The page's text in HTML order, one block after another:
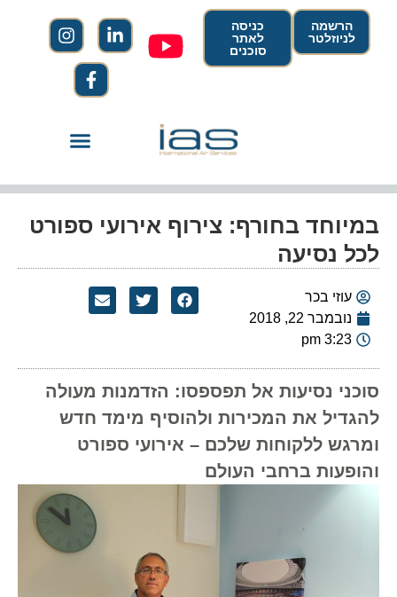
הרשמה
לניוזלטר
כניסה
לאתר
סוכנים
במיוחד בחורף: צירוף אירועי ספורט
לכל נסיעה
עוזי בכר
נובמבר 22, 2018
3:23 pm
סוכני נסיעות אל תפספסו: הזדמנות מעולה
להגדיל את המכירות ולהוסיף מימד חדש
ומרגש ללקוחות שלכם – אירועי ספורט
והופעות ברחבי העולם